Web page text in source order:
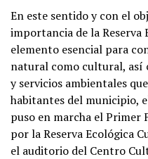
En este sentido y con el
importancia de la Reserva
elemento esencial para
natural como cultural, así
y servicios ambientales
habitantes del municipio,
puso en marcha el Primer
por la Reserva Ecológica
el auditorio del Centro